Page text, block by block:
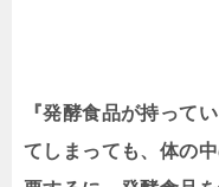
『発酵食品が持って
てしまっても、体の